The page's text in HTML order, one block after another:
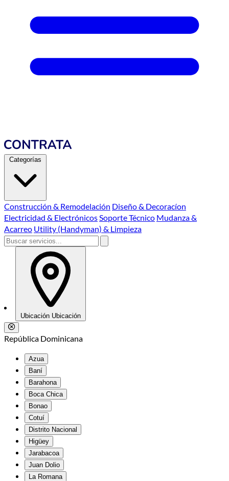
Categorías
Construcción & Remodelación Diseño & Decoracíon
Electricidad & ElectrónicosSoporte Técnico Mudanza &
Acarreo Utility (Handyman) & Limpieza
Ubicación Ubicación
República Dominicana
Azua
Baní
Barahona
Boca Chica
Bonao
Cotuí
Distrito Nacional
Higüey
Jarabacoa
Juan Dolio
La Romana